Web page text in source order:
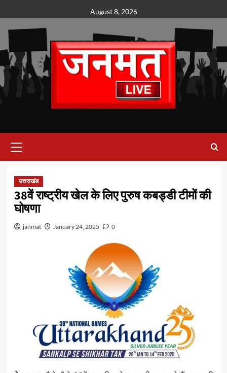
to
content
August 8, 2026
Menu
उत्तराखंड
38वें राष्ट्रीय खेल के लिए पुरुष कबड्डी टीमों की
घोषणा
janmat January 24, 2025 0